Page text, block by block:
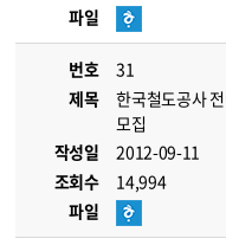
파일
번호
31
제목
한국철도공사
모집
작성일
2012-09-11
조회수
14,994
파일